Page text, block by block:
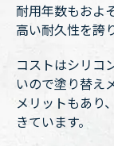
耐用年数もおよ
高い耐久性を誇
コストはシリコ
いので塗り替え
メリットもあり
きています。